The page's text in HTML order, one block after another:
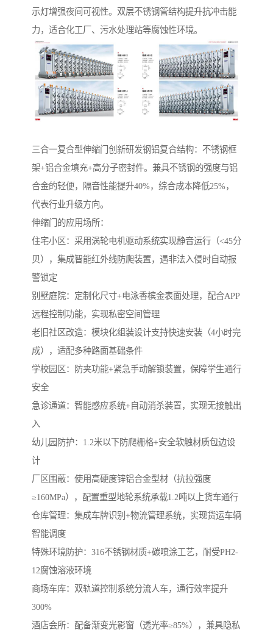
示灯增强夜间可视性。双层不锈钢管结构提升抗冲击能
力，适合化工厂、污水处理站等腐蚀性环境。
‌三合一复合型伸缩门‌创新研发钢铝复合结构：不锈钢框
架+铝合金填充+高分子密封件。兼具不锈钢的强度与铝
合金的轻便，隔音性能提升40%，综合成本降低25%，
代表行业升级方向。
伸缩门的应用场所：
住宅小区‌：采用涡轮电机驱动系统实现静音运行（<45分
贝），集成智能红外线防爬装置，遇非法入侵时自动报
警锁定
‌别墅庭院‌：定制化尺寸+电泳香槟金表面处理，配合APP
远程控制功能，实现私密空间管理
‌老旧社区改造‌：模块化组装设计支持快速安装（4小时完
成），适配多种路面基础条件
学校园区：防夹功能+紧急手动解锁装置，保障学生通行
安全
急诊通道：智能感应系统+自动消杀装置，实现无接触出
入
幼儿园防护：1.2米以下防爬栅格+安全软触材质包边设
计
厂区围蔽‌：使用高硬度锌铝合金型材（抗拉强度
≥160MPa），配置重型地轮系统承载1.2吨以上货车通行
‌仓库管理‌：集成车牌识别+物流管理系统，实现货运车辆
智能调度
‌特殊环境防护‌：316不锈钢材质+碳喷涂工艺，耐受PH2-
12腐蚀溶液环境
商场车库‌：双轨道控制系统分流人车，通行效率提升
300%
‌酒店会所‌：配备渐变光影窗（透光率≥85%），兼具隐私